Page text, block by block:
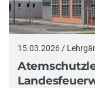
15.03.2026 /